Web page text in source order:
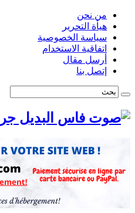
من نحن
هيأة التحرير
سياسة الخصوصية
اتفاقية الاستخدام
أرسل مقال
إتصل بنا